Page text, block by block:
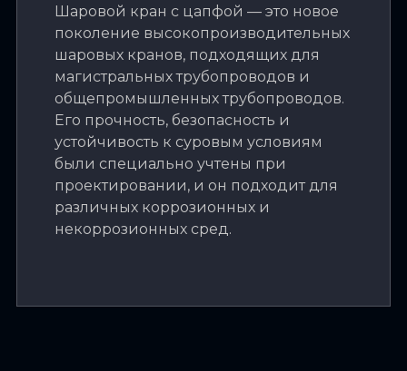
Шаровой кран с цапфой — это новое
поколение высокопроизводительных
шаровых кранов, подходящих для
магистральных трубопроводов и
общепромышленных трубопроводов.
Его прочность, безопасность и
устойчивость к суровым условиям
были специально учтены при
проектировании, и он подходит для
различных коррозионных и
некоррозионных сред.